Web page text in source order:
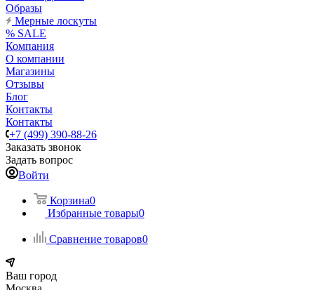
Образы
Мерные лоскуты
% SALE
Компания
О компании
Магазины
Отзывы
Блог
Контакты
Контакты
+7 (499) 390-88-26
Заказать звонок
Задать вопрос
Войти
Корзина0
Избранные товары0
Сравнение товаров0
Ваш город